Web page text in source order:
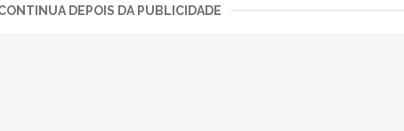
DEPOIS DA PUBLICIDADE